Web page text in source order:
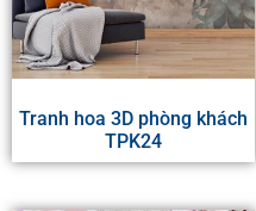
Tranh hoa 3D phòng khách
TPK24